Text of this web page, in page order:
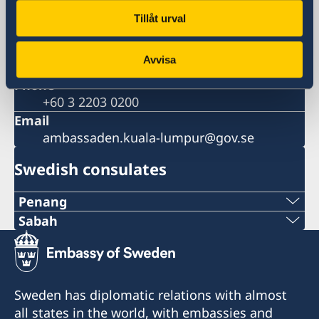
Tillåt urval
Avvisa
Embassy of Sweden
Phone
+60 3 2203 0200
Email
ambassaden.kuala-lumpur@gov.se
Swedish consulates
Penang
Phone:
+60-19-444 6686
oglconsultancy@gmail.com
Sabah
Phone:
+6016-5000 559
Email:
Sweden has diplomatic relations with almost
all states in the world, with embassies and